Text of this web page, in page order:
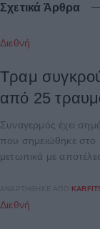
Σχετικά Άρθρα
Διεθνή
Τραμ
από 25
Συναγερμός έχει
που σημειώθηκε στο
μετωπικά με
ΑΝΑΡΤΉΘΗΚΕ ΑΠΌ
Διεθνή